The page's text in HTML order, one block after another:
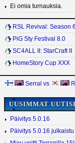
Ei omia turnauksia.
RSL Revival: Season 6
PiG Sty Festival 8.0
SC4ALL II: StarCraft II
HomeStory Cup XXX
Serral vs
UUSIMMAT
Päivitys 5.0.16
Päivitys 5.0.16 julkaistu